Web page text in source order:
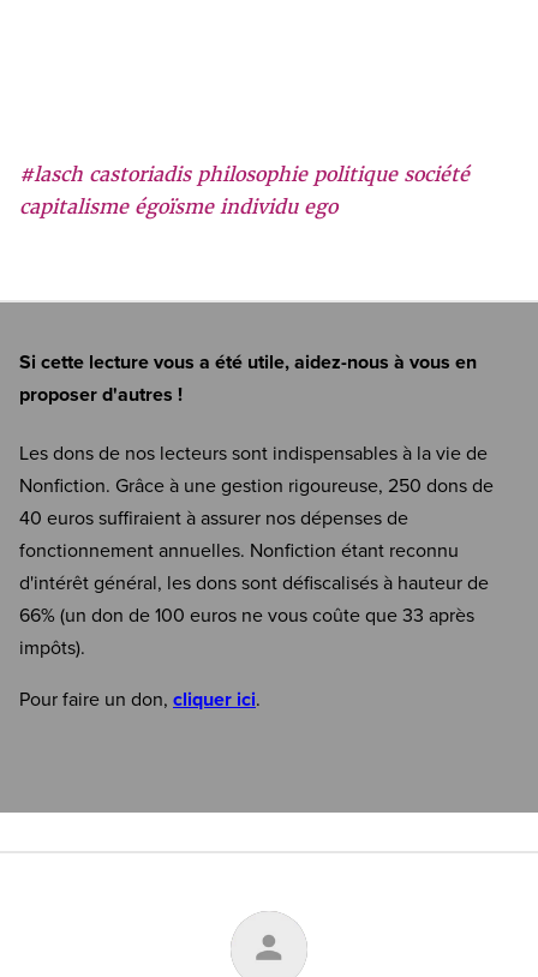
#lasch castoriadis philosophie politique société
capitalisme égoïsme individu ego
Si cette lecture vous a été utile, aidez-nous à vous en
proposer d'autres !
Les dons de nos lecteurs sont indispensables à la vie de
Nonfiction. Grâce à une gestion rigoureuse, 250 dons de
40 euros suffiraient à assurer nos dépenses de
fonctionnement annuelles. Nonfiction étant reconnu
d'intérêt général, les dons sont défiscalisés à hauteur de
66% (un don de 100 euros ne vous coûte que 33 après
impôts).
Pour faire un don, cliquer ici.